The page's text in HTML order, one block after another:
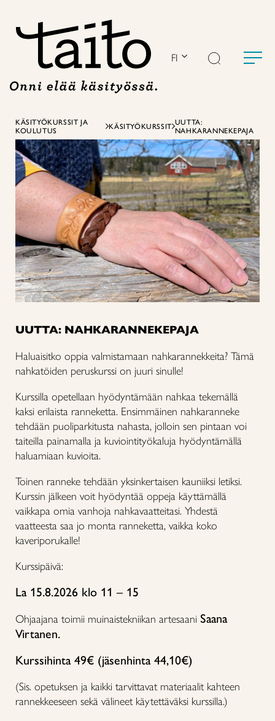
FI
KÄSITYÖKURSSIT JA
KOULUTUS
KÄSITYÖKURSSIT UUTTA:
NAHKARANNEKEPAJA
UUTTA: NAHKARANNEKEPAJA
Haluaisitko oppia valmistamaan nahkarannekkeita? Tämä
nahkatöiden peruskurssi on juuri sinulle!
Kurssilla opetellaan hyödyntämään nahkaa tekemällä
kaksi erilaista ranneketta. Ensimmäinen nahkaranneke
tehdään puoliparkitusta nahasta, jolloin sen pintaan voi
taiteilla painamalla ja kuviointityökaluja hyödyntämällä
haluamiaan kuvioita.
Toinen ranneke tehdään yksinkertaisen kauniiksi letiksi.
Kurssin jälkeen voit hyödyntää oppeja käyttämällä
vaikkapa omia vanhoja nahkavaatteitasi. Yhdestä
vaatteesta saa jo monta ranneketta, vaikka koko
kaveriporukalle!
Kurssipäivä:
La 15.8.2026 klo 11 – 15
Ohjaajana toimii muinaistekniikan artesaani Saana
Virtanen.
Kurssihinta 49€ (jäsenhinta 44,10€)
(Sis. opetuksen ja kaikki tarvittavat materiaalit kahteen
rannekkeeseen sekä välineet käytettäväksi kurssilla.)